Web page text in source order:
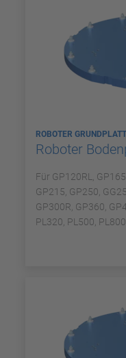
ROBOTER
Roboter
Für GP120RL,
GP215, GP250,
GP300R, GP360,
PL320, PL500, PL800